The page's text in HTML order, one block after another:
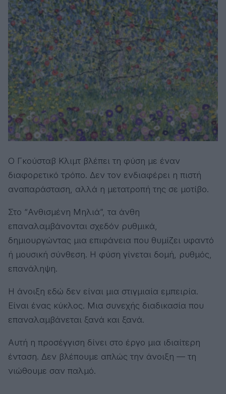
Ο Γκούσταβ Κλιμτ βλέπει τη φύση με έναν
διαφορετικό τρόπο. Δεν τον ενδιαφέρει η πιστή
αναπαράσταση, αλλά η μετατροπή της σε μοτίβο.
Στο “Ανθισμένη Μηλιά”, τα άνθη
επαναλαμβάνονται σχεδόν ρυθμικά,
δημιουργώντας μια επιφάνεια που θυμίζει υφαντό
ή μουσική σύνθεση. Η φύση γίνεται δομή, ρυθμός,
επανάληψη.
Η άνοιξη εδώ δεν είναι μια στιγμιαία εμπειρία.
Είναι ένας κύκλος. Μια συνεχής διαδικασία που
επαναλαμβάνεται ξανά και ξανά.
Αυτή η προσέγγιση δίνει στο έργο μια ιδιαίτερη
ένταση. Δεν βλέπουμε απλώς την άνοιξη — τη
νιώθουμε σαν παλμό.